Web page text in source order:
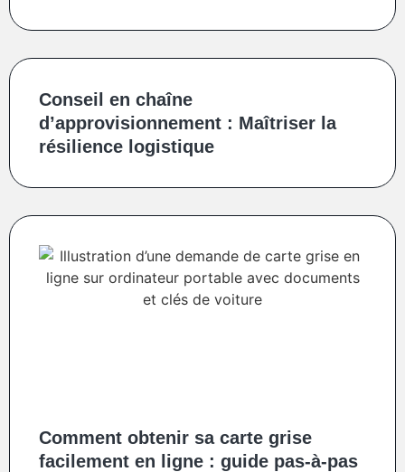
Conseil en chaîne
d’approvisionnement : Maîtriser la
résilience logistique
Comment obtenir sa carte grise
facilement en ligne : guide pas-à-pas